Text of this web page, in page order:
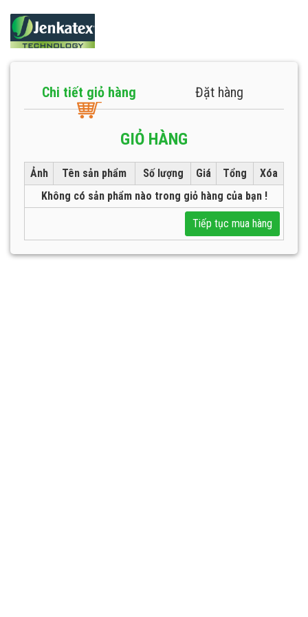
Chi tiết giỏ hàng Đặt hàng
GIỎ HÀNG
Ảnh Tên sản phẩm Số lượng Giá Tổng
Xóa
Không có sản phẩm nào trong giỏ hàng của bạn !
Tiếp tục mua hàng